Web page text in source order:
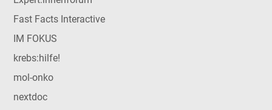
Fast Facts Interactive
IM FOKUS
krebs:hilfe!
mol-onko
nextdoc